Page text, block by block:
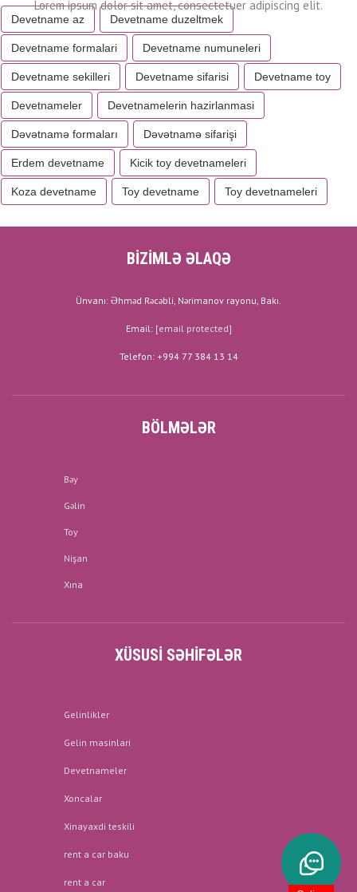
Devetname az Devetname duzeltmek
Devetname formalari Devetname numuneleri
Devetname sekilleri Devetname sifarisi Devetname toy
Devetnameler Devetnamelerin hazirlanmasi
Dəvətnamə formaları Dəvətnamə sifarişi
Erdem devetname Kicik toy devetnameleri
Koza devetname Toy devetname Toy devetnameleri
BİZİMLƏ ƏLAQƏ
Ünvanı: Əhməd Rəcəbli, Nərimanov rayonu, Bakı.
Email: [email protected]
Telefon: +994 77 384 13 14
BÖLMƏLƏR
Bəy
Gəlin
Toy
Nişan
Xına
XÜSUSI SƏHIFƏLƏR
Gelinlikler
Gelin masinlari
Devetnameler
Xoncalar
Xinayaxdi teskili
rent a car baku
rent a car